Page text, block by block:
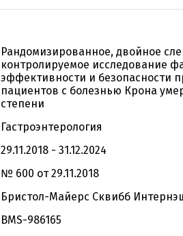
Рандомизированное, двойное
контролируемое исследование
эффективности и безопасности
пациентов с болезнью Крона
степени
Гастроэнтерология
29.11.2018 - 31.12.2024
№ 600 от 29.11.2018
Бристол-Майерс Сквибб
BMS-986165